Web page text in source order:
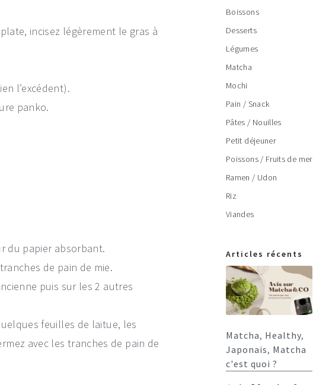
incisez légèrement le gras à
l’excédent).
panko.
du papier absorbant.
de pain de mie.
puis sur les 2 autres
feuilles de laitue, les
avec les tranches de pain de
Boissons
Desserts
Légumes
Matcha
Mochi
Pain / Snack
Pâtes / Nouilles
Petit déjeuner
Poissons / Fruits de mer
Ramen / Udon
Riz
Viandes
Articles récents
Matcha, Healthy,
Japonais, Matcha
c'est quoi ?